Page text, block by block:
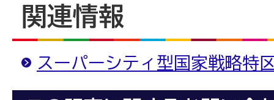
関連情報
スーパーシティ型国家戦略特